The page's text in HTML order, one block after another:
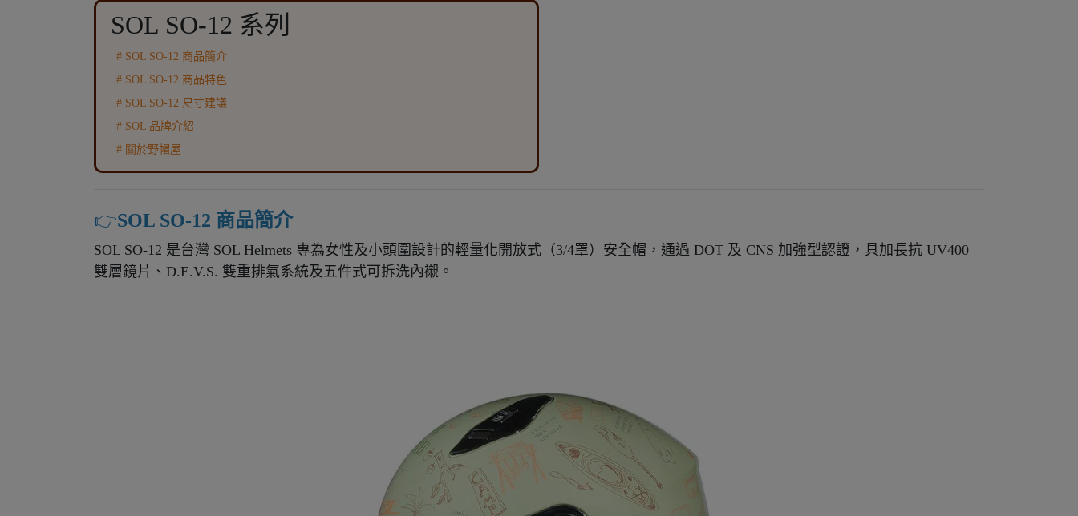
SOL SO-12 系列
# SOL SO-12 商品簡介
# SOL SO-12 商品特色
# SOL SO-12 尺寸建議
# SOL 品牌介紹
# 關於野帽屋
👉️SOL SO-12 商品簡介
SOL SO-12 是台灣 SOL Helmets 專為女性及小頭圍設計的輕量化開放式（3/4罩）安全帽，通過 DOT 及 CNS 加強型認證，具加長抗 UV400
雙層鏡片、D.E.V.S. 雙重排氣系統及五件式可拆洗內襯。